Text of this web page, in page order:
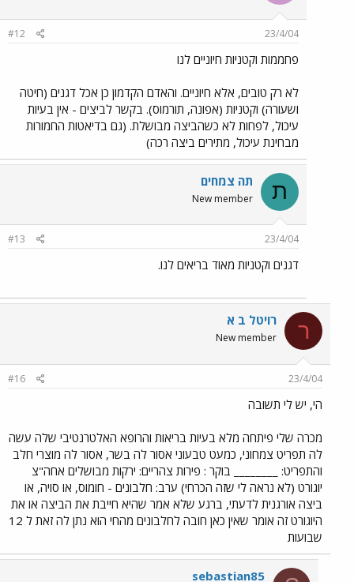
23/4/04
#12
פחממות וקטניות חיוניים לנו
לא רק טובים, אלא חיוניים. והאדם הקדמון כן אכל דגנים (חיטה
ושעורה) וקטניות (אפונה, תורמוס). בקשר לביצים - אין בעיות
עיכול, לפחות לא כשהביצה מבושלת. (גם בדיאטות החמורות
מבחינת עיכול, מתירים ביצה רכה)
ת תה צמחים
New member
23/4/04
#13
דגנים וקטניות מאוד בריאים לנו.
ר רויטל ב א
New member
23/4/04
#16
הי, יש לי תשובה
מכרה שלי פיתחה מלא בעיות בריאות והרופא האלטרנטיבי שלה עשה
לה תפריט צמחוני, כמעט טבעוני אסור לה בשר, אסור לה מוצרי חלב
והתפריט: ________ בוקר : פירות צהריים: ירקות מבושלים אחה"צ
יוגורט (לא נראה לי שזה הכרחי) ערב: חלבונים - חומוס, או סויה, או
ביצה אורגנית לדעתי, ברגע שלא אמר שהיא חייבת את הביצה או את
היוגורט זה אומר שאין כאן חובה לחלבונים מהחי הוא נתן לה זאת ל 12
שבועות
sebastian85